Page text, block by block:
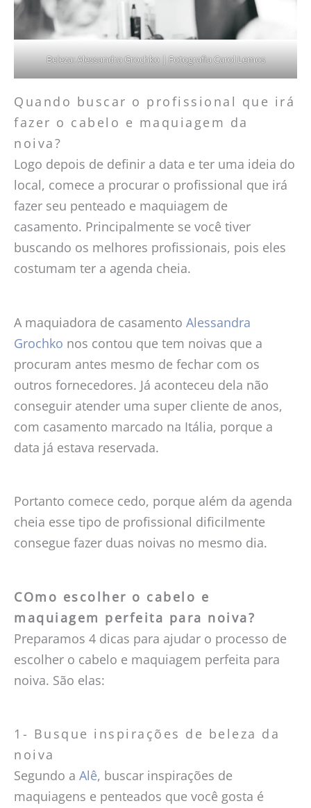
Beleza: Alessandra Grochko | Fotografia Carol Lemos
Quando buscar o profissional que irá
fazer o cabelo e maquiagem da
noiva?
Logo depois de definir a data e ter uma ideia do
local, comece a procurar o profissional que irá
fazer seu penteado e maquiagem de
casamento. Principalmente se você tiver
buscando os melhores profissionais, pois eles
costumam ter a agenda cheia.
A maquiadora de casamento Alessandra
Grochko nos contou que tem noivas que a
procuram antes mesmo de fechar com os
outros fornecedores. Já aconteceu dela não
conseguir atender uma super cliente de anos,
com casamento marcado na Itália, porque a
data já estava reservada.
Portanto comece cedo, porque além da agenda
cheia esse tipo de profissional dificilmente
consegue fazer duas noivas no mesmo dia.
COmo escolher o cabelo e
maquiagem perfeita para noiva?
Preparamos 4 dicas para ajudar o processo de
escolher o cabelo e maquiagem perfeita para
noiva. São elas:
1- Busque inspirações de beleza da
noiva
Segundo a Alê, buscar inspirações de
maquiagens e penteados que você gosta é